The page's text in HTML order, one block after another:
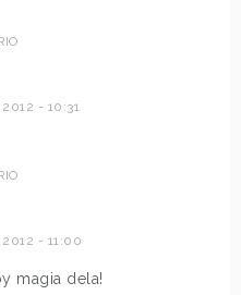
2012 - 10:31
2012 - 11:00
magia dela!